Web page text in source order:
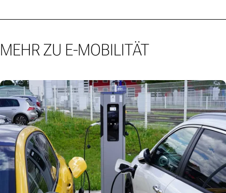
MEHR ZU E-MOBILITÄT